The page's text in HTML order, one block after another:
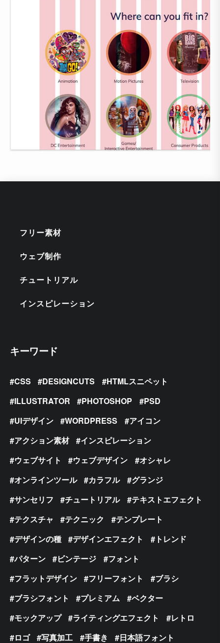
フリー素材
ウェブ制作
チュートリアル
インスピレーション
キーワード
CSS DESIGNCUTS
HTMLスニペット
ILLUSTRATOR
PHOTOSHOP
PSD
UIデザイン
WORDPRESS
アイコン
アクション素材
インスピレーション
ウェブサイト
ウェブデザイン
オシャレ
オンラインツール
カラフル
グランジ
サンセリフ
チュートリアル
テキストエフェクト
テクスチャ
テクニック
テンプレート
デザインの種
デザインエフェクト
トレンド
パターン
ビンテージ
フォント
フラットデザイン
フリーフォント
ブラシ
ブラシフォント
プレミアム
ベクター
モックアップ
ライティングエフェクト
レトロ
ロゴ
写真加工 手書き 日本語フォント